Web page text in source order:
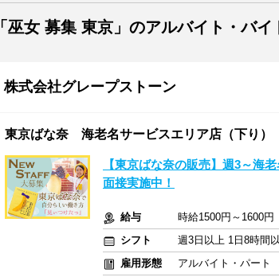
「巫女 募集 東京」のアルバイト・バ
株式会社グレープストーン
東京ばな奈 海老名サービスエリア店（下り）
【東京ばな奈の販売】週3～海
面接実施中！
給与
時給1500円～1600
シフト
週3日以上 1日8時間
雇用形態
アルバイト・パート